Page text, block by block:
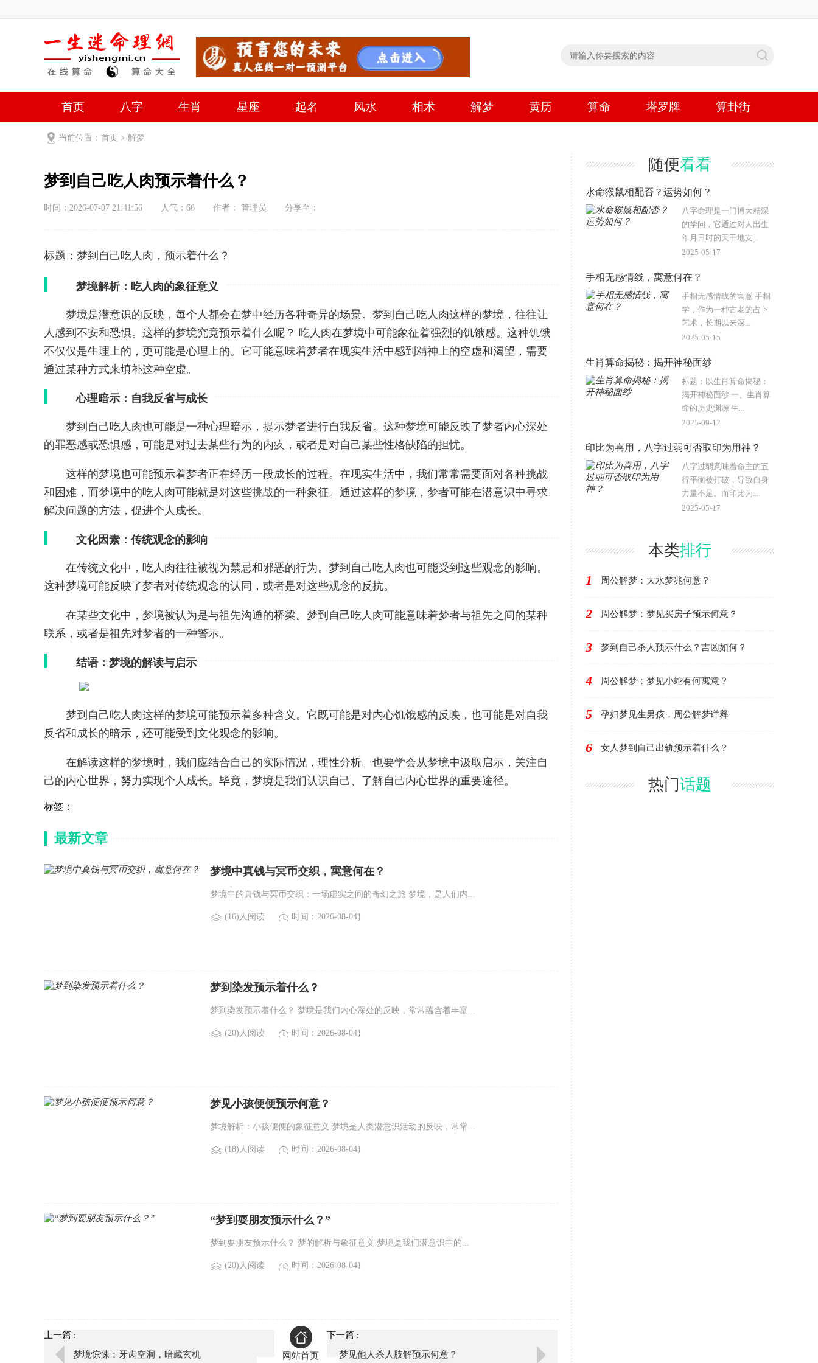
首页 八字 生肖 星座 起名 风水 相术 解梦 黄历 算命 塔罗牌 算卦街
当前位置： 首页 > 解梦
梦到自己吃人肉预示着什么？
时间：2026-07-07 21:41:56 人气： 66 作者： 管理员 分享至：
标题：梦到自己吃人肉，预示着什么？
梦境解析：吃人肉的象征意义
梦境是潜意识的反映，每个人都会在梦中经历各种奇异的场景。梦到自己吃人肉这样的梦境，往往让
人感到不安和恐惧。这样的梦境究竟预示着什么呢？ 吃人肉在梦境中可能象征着强烈的饥饿感。这种饥饿
不仅仅是生理上的，更可能是心理上的。它可能意味着梦者在现实生活中感到精神上的空虚和渴望，需要
通过某种方式来填补这种空虚。
心理暗示：自我反省与成长
梦到自己吃人肉也可能是一种心理暗示，提示梦者进行自我反省。这种梦境可能反映了梦者内心深处
的罪恶感或恐惧感，可能是对过去某些行为的内疚，或者是对自己某些性格缺陷的担忧。
这样的梦境也可能预示着梦者正在经历一段成长的过程。在现实生活中，我们常常需要面对各种挑战
和困难，而梦境中的吃人肉可能就是对这些挑战的一种象征。通过这样的梦境，梦者可能在潜意识中寻求
解决问题的方法，促进个人成长。
文化因素：传统观念的影响
在传统文化中，吃人肉往往被视为禁忌和邪恶的行为。梦到自己吃人肉也可能受到这些观念的影响。
这种梦境可能反映了梦者对传统观念的认同，或者是对这些观念的反抗。
在某些文化中，梦境被认为是与祖先沟通的桥梁。梦到自己吃人肉可能意味着梦者与祖先之间的某种
联系，或者是祖先对梦者的一种警示。
结语：梦境的解读与启示
梦到自己吃人肉这样的梦境可能预示着多种含义。它既可能是对内心饥饿感的反映，也可能是对自我
反省和成长的暗示，还可能受到文化观念的影响。
在解读这样的梦境时，我们应结合自己的实际情况，理性分析。也要学会从梦境中汲取启示，关注自
己的内心世界，努力实现个人成长。毕竟，梦境是我们认识自己、了解自己内心世界的重要途径。
标签：
最新文章
梦境中真钱与冥币交织，寓意何在？
梦境中的真钱与冥币交织：一场虚实之间的奇幻之旅 梦境，是人们内...
(16)人阅读 时间：2026-08-04}
梦到染发预示着什么？
梦到染发预示着什么？ 梦境是我们内心深处的反映，常常蕴含着丰富...
(20)人阅读 时间：2026-08-04}
梦见小孩便便预示何意？
梦境解析：小孩便便的象征意义 梦境是人类潜意识活动的反映，常常...
(18)人阅读 时间：2026-08-04}
“梦到耍朋友预示什么？”
梦到耍朋友预示什么？ 梦的解析与象征意义 梦境是我们潜意识中的...
(20)人阅读 时间：2026-08-04}
上一篇 :
梦境惊悚：牙齿空洞，暗藏玄机
网站首页
下一篇 :
梦见他人杀人肢解预示何意？
随便看看
水命猴鼠相配否？运势如何？
八字命理是一门博大精深
的学问，它通过对人出生
年月日时的天干地支...
2025-05-17
手相无感情线，寓意何在？
手相无感情线的寓意 手相
学，作为一种古老的占卜
艺术，长期以来深...
2025-05-15
生肖算命揭秘：揭开神秘面纱
标题：以生肖算命揭秘：
揭开神秘面纱 一、生肖算
命的历史渊源 生...
2025-09-12
印比为喜用，八字过弱可否取印为用神？
八字过弱意味着命主的五
行平衡被打破，导致自身
力量不足。而印比为...
2025-05-17
本类排行
1 周公解梦：大水梦兆何意？
2 周公解梦：梦见买房子预示何意？
3 梦到自己杀人预示什么？吉凶如何？
4 周公解梦：梦见小蛇有何寓意？
5 孕妇梦见生男孩，周公解梦详释
6 女人梦到自己出轨预示着什么？
热门话题